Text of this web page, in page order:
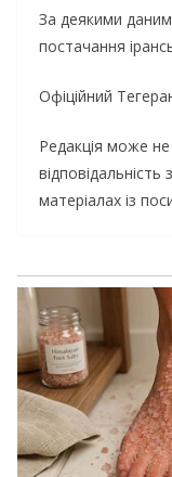
За деякими
постачання
Офіційний
Редакція може не
відповідальність
матеріалах із